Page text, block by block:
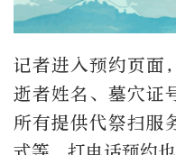
记者进入预约页面
逝者姓名、墓穴证
所有提供代祭扫服